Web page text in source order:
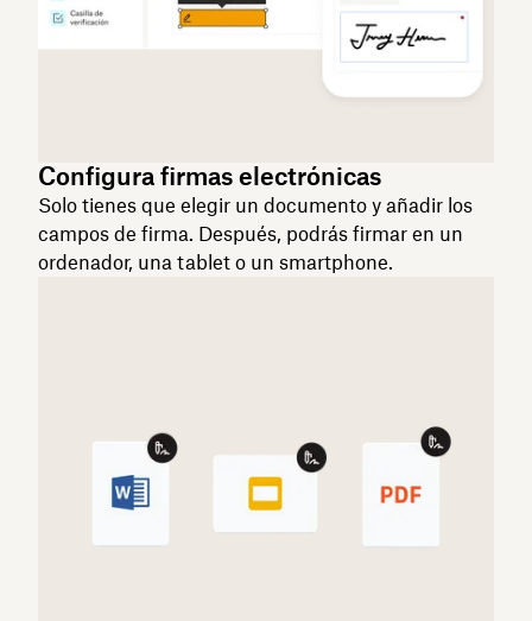
Configura firmas electrónicas
Solo tienes que elegir un documento y añadir los
campos de firma. Después, podrás firmar en un
ordenador, una tablet o un smartphone.